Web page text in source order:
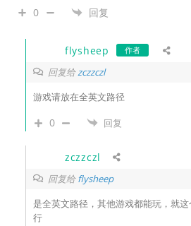
0 回复
flysheep 作者
回复给zczzczl
游戏请放在全英文路径
0 回复
zczzczl
回复给flysheep
是全英文路径，其他游戏都能玩，就
行